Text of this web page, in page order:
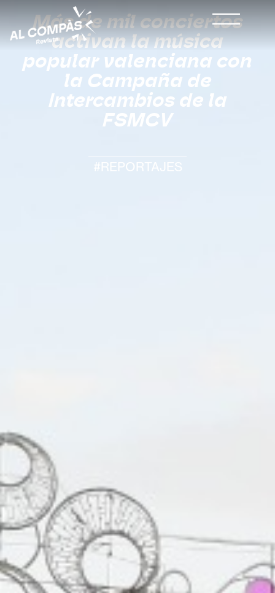
Más de mil conciertos
activan la música
popular valenciana con
la Campaña de
Intercambios de la
FSMCV
#REPORTAJES